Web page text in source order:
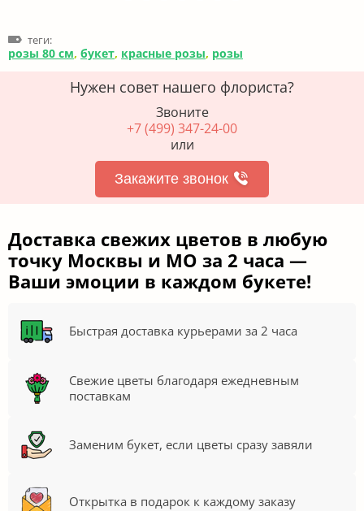
теги:
розы 80 см, букет, красные розы, розы
Нужен совет нашего флориста?
Звоните
+7 (499) 347-24-00
или
Закажите звонок
Доставка свежих цветов в любую
точку Москвы и МО за 2 часа —
Ваши эмоции в каждом букете!
Быстрая доставка курьерами за 2 часа
Свежие цветы благодаря ежедневным
поставкам
Заменим букет, если цветы сразу завяли
Открытка в подарок к каждому заказу